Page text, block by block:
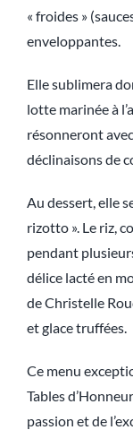
« froides »
enveloppantes.
Elle sublimera
lotte marinée à
résonneront
déclinaisons de
Au dessert, elle
rizotto ». Le riz,
pendant
délice lacté en
de Christelle
et glace truffées.
Ce menu
Tables
passion et de